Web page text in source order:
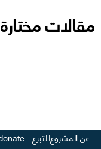
مقالات مختارة
عن المشروعللتبرع - donate